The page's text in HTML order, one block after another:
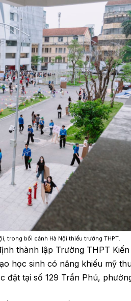
trong bối cảnh Hà Nội thiếu trường THPT.
thành lập Trường THPT
học sinh có năng khiếu mỹ
đặt tại số 129 Trần Phú,